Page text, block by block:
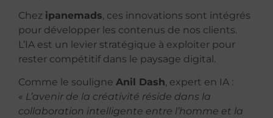
Chez ipanemads, ces innovations sont intégrés
pour développer les contenus de nos clients.
L’IA est un levier stratégique à exploiter pour
rester compétitif dans le paysage digital.
Comme le souligne Anil Dash, expert en IA :
« L’avenir de la créativité réside dans la
collaboration intelligente entre l’homme et la